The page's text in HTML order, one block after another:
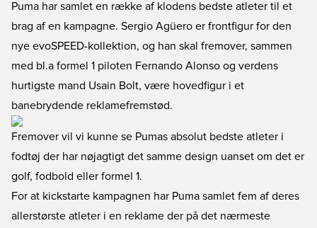
Puma har samlet en række af klodens bedste atleter til et
brag af en kampagne. Sergio Agüero er frontfigur for den
nye evoSPEED-kollektion, og han skal fremover, sammen
med bl.a formel 1 piloten Fernando Alonso og verdens
hurtigste mand Usain Bolt, være hovedfigur i et
banebrydende reklamefremstød.
Fremover vil vi kunne se Pumas absolut bedste atleter i
fodtøj der har nøjagtigt det samme design uanset om det er
golf, fodbold eller formel 1.
For at kickstarte kampagnen har Puma samlet fem af deres
allerstørste atleter i en reklame der på det nærmeste